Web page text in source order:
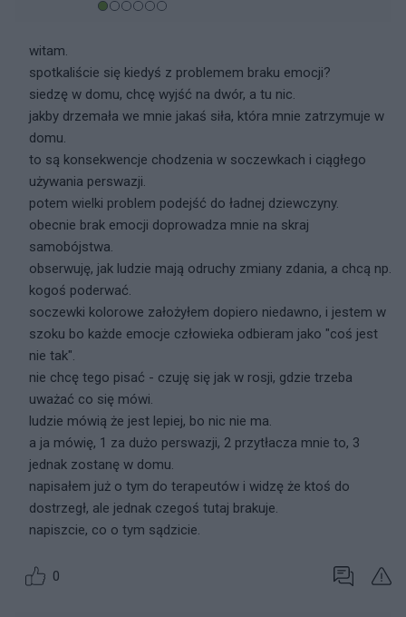
witam.
spotkaliście się kiedyś z problemem braku emocji?
siedzę w domu, chcę wyjść na dwór, a tu nic.
jakby drzemała we mnie jakaś siła, która mnie zatrzymuje w
domu.
to są konsekwencje chodzenia w soczewkach i ciągłego
używania perswazji.
potem wielki problem podejść do ładnej dziewczyny.
obecnie brak emocji doprowadza mnie na skraj
samobójstwa.
obserwuję, jak ludzie mają odruchy zmiany zdania, a chcą np.
kogoś poderwać.
soczewki kolorowe założyłem dopiero niedawno, i jestem w
szoku bo każde emocje człowieka odbieram jako "coś jest
nie tak".
nie chcę tego pisać - czuję się jak w rosji, gdzie trzeba
uważać co się mówi.
ludzie mówią że jest lepiej, bo nic nie ma.
a ja mówię, 1 za dużo perswazji, 2 przytłacza mnie to, 3
jednak zostanę w domu.
napisałem już o tym do terapeutów i widzę że ktoś do
dostrzegł, ale jednak czegoś tutaj brakuje.
napiszcie, co o tym sądzicie.
0